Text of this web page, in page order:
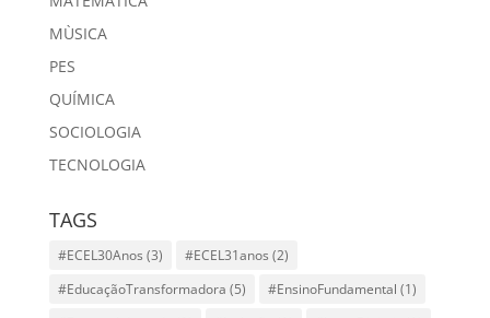
MÙSICA
PES
QUÍMICA
SOCIOLOGIA
TECNOLOGIA
TAGS
#ECEL30Anos (3) #ECEL31anos (2)
#EducaçãoTransformadora (5) #EnsinoFundamental (1)